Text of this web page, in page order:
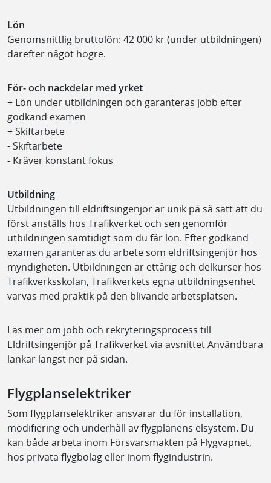
Lön
Genomsnittlig bruttolön: 42 000 kr (under utbildningen)
därefter något högre.
För- och nackdelar med yrket
+ Lön under utbildningen och garanteras jobb efter
godkänd examen
+ Skiftarbete
- Skiftarbete
- Kräver konstant fokus
Utbildning
Utbildningen till eldriftsingenjör är unik på så sätt att du
först anställs hos Trafikverket och sen genomför
utbildningen samtidigt som du får lön. Efter godkänd
examen garanteras du arbete som eldriftsingenjör hos
myndigheten. Utbildningen är ettårig och delkurser hos
Trafikverksskolan, Trafikverkets egna utbildningsenhet
varvas med praktik på den blivande arbetsplatsen.
Läs mer om jobb och rekryteringsprocess till
Eldriftsingenjör på Trafikverket via avsnittet Användbara
länkar längst ner på sidan.
Flygplanselektriker
Som flygplanselektriker ansvarar du för installation,
modifiering och underhåll av flygplanens elsystem. Du
kan både arbeta inom Försvarsmakten på Flygvapnet,
hos privata flygbolag eller inom flygindustrin.